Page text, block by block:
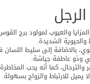
والعيوب لمولود برج
الشديدة.
بالاضافة إلى سليط
وذو عاطفة جياشة.
كما أنه يحب
للارتباط والزواج بسهولة.